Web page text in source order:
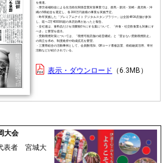
を推進。
・厚労省補助金による生活衛生関係営業対策事業では、群馬・新潟・宮崎・鹿児島・沖
縄の5県組合を選定し、各200万円規模の事業を実施予定。
・昨年実施した「プレミアムナイト デジタルスタンプラリー」は全国4826店舗が参加
し、延べ2万4000回超の来店効果があったと報告。
・全社連は、食料品だけを消費税0％にする案について、「外食・社交飲食業も対象にす
べき」と要望を提出。
・受動喫煙対策については、「喫煙可能店舗の経営継続」と「望まない受動喫煙防止」
の両立を求め、制度維持や助成拡充を要望。
・三重県組合の活動事例として、会員数増加、QRコード看板設置、衛経融資活用、寄付
活動などが紹介されている。
表示・ダウンロード 6.3MB
大会
表者 宮城大